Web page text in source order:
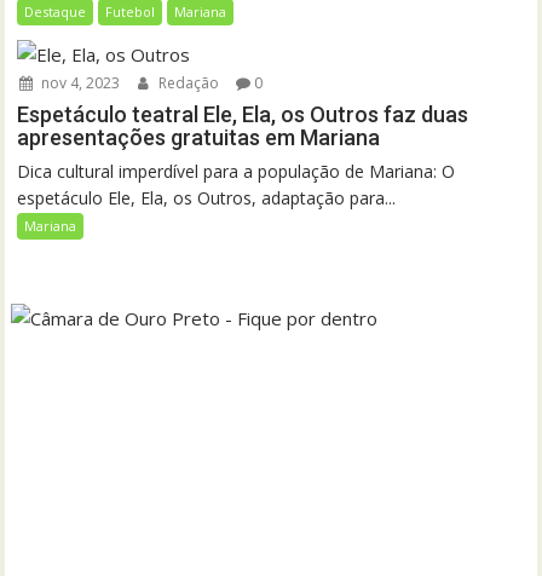
Destaque Futebol Mariana
nov 4, 2023 Redação 0
Espetáculo teatral Ele, Ela, os Outros faz duas
apresentações gratuitas em Mariana
Dica cultural imperdível para a população de Mariana: O
espetáculo Ele, Ela, os Outros, adaptação para...
Mariana